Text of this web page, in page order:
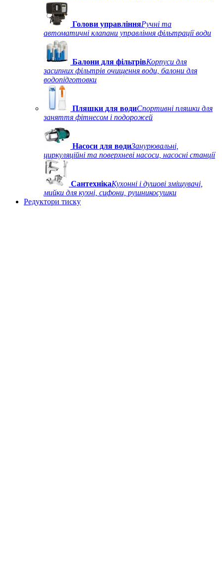
Голови управлінняРучні та
автоматичні клапани управління фільтрації води
Балони для фільтрівКорпуси для
засипних фільтрів очищення води, балони для
водопідготовки
Пляшки для водиСпортивні пляшки для
заняття фітнесом і подорожей
Насоси для водиЗанурювальні,
циркуляційні та поверхневі насоси, насосні станції
СантехнікаКухонні і душові змішувачі,
мийки для кухні, сифони, рушникосушки
Редуктори тиску